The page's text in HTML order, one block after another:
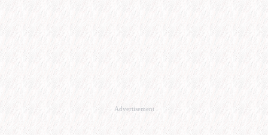
Advertisement